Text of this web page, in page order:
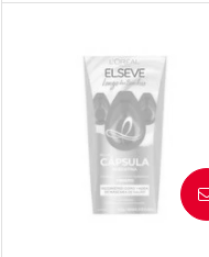
Laboratório
Por Menos
AVISE-ME